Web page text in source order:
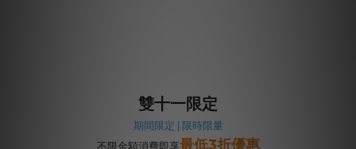
雙十一限定
期間限定 | 限時限量
不限金額消費即享最低3折優惠